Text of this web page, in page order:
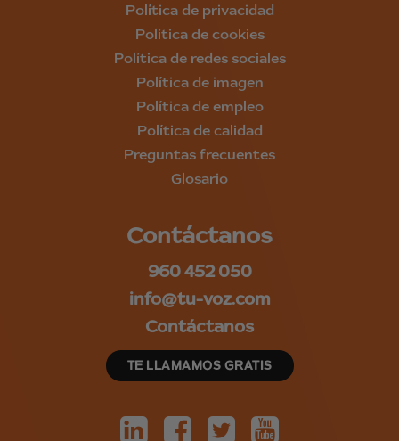
Política de privacidad
Política de cookies
Política de redes sociales
Política de imagen
Política de empleo
Política de calidad
Preguntas frecuentes
Glosario
Contáctanos
960 452 050
info@tu-voz.com
Contáctanos
TE LLAMAMOS GRATIS